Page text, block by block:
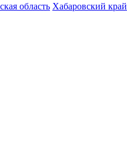
область Хабаровский край